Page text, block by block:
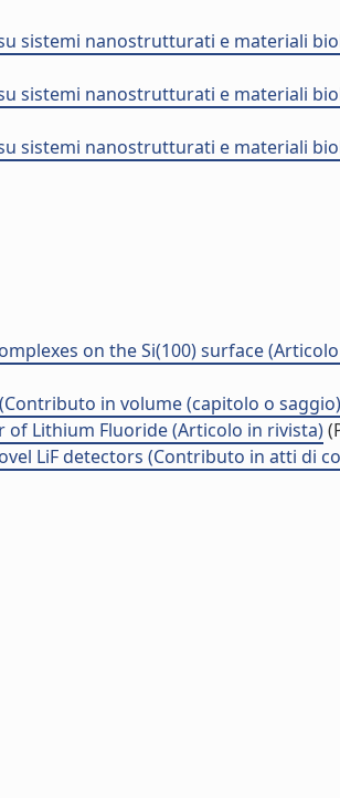
sistemi nanostrutturati e materiali
sistemi nanostrutturati e materiali
sistemi nanostrutturati e materiali
on the Si(100) surface
in volume (capitolo o
of Lithium Fluoride (Articolo in rivista)
LiF detectors (Contributo in atti di